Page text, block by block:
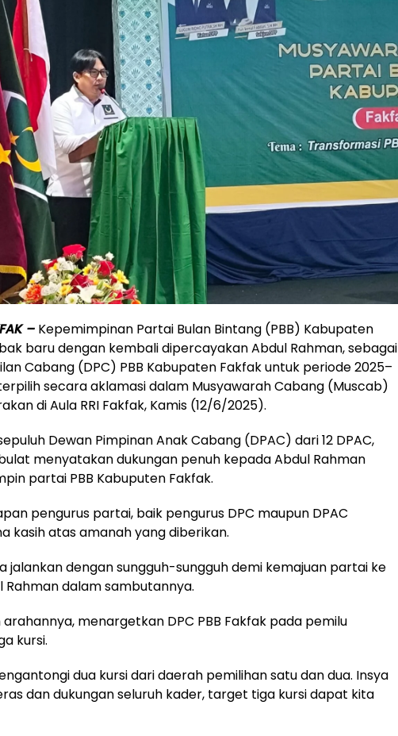
– Kepemimpinan Partai Bulan Bintang (PBB) Kabupaten
baru dengan kembali dipercayakan Abdul Rahman, sebagai
Cabang (DPC) PBB Kabupaten Fakfak untuk periode 2025–
secara aklamasi dalam Musyawarah Cabang (Muscab)
di Aula RRI Fakfak, Kamis (12/6/2025).
Dewan Pimpinan Anak Cabang (DPAC) dari 12 DPAC,
menyatakan dukungan penuh kepada Abdul Rahman
partai PBB Kabuputen Fakfak.
pengurus partai, baik pengurus DPC maupun DPAC
kasih atas amanah yang diberikan.
jalankan dengan sungguh-sungguh demi kemajuan partai ke
Rahman dalam sambutannya.
menargetkan DPC PBB Fakfak pada pemilu
kursi.
dua kursi dari daerah pemilihan satu dan dua. Insya
dan dukungan seluruh kader, target tiga kursi dapat kita